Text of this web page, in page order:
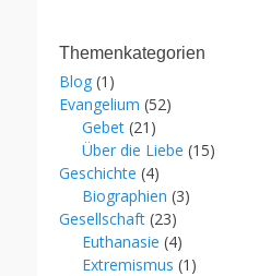
Themenkategorien
Blog (1)
Evangelium (52)
Gebet (21)
Über die Liebe (15)
Geschichte (4)
Biographien (3)
Gesellschaft (23)
Euthanasie (4)
Extremismus (1)